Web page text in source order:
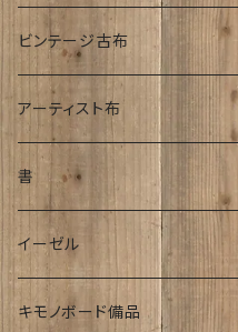
大正着物｜古布
子供
手書き染め
アンティーク
刺繍入り
帯
人絹
その他
ビンテージ古布
明治時代
大正時代
昭和初期S25年前
お花
アーティスト布
工房チリントゥさん
ち江すさん
詩入り
沖縄：カタチキ
書
伊藤瑞賢氏
雑誌
イーゼル
27ｃｍサイズから上
キモノボード備品